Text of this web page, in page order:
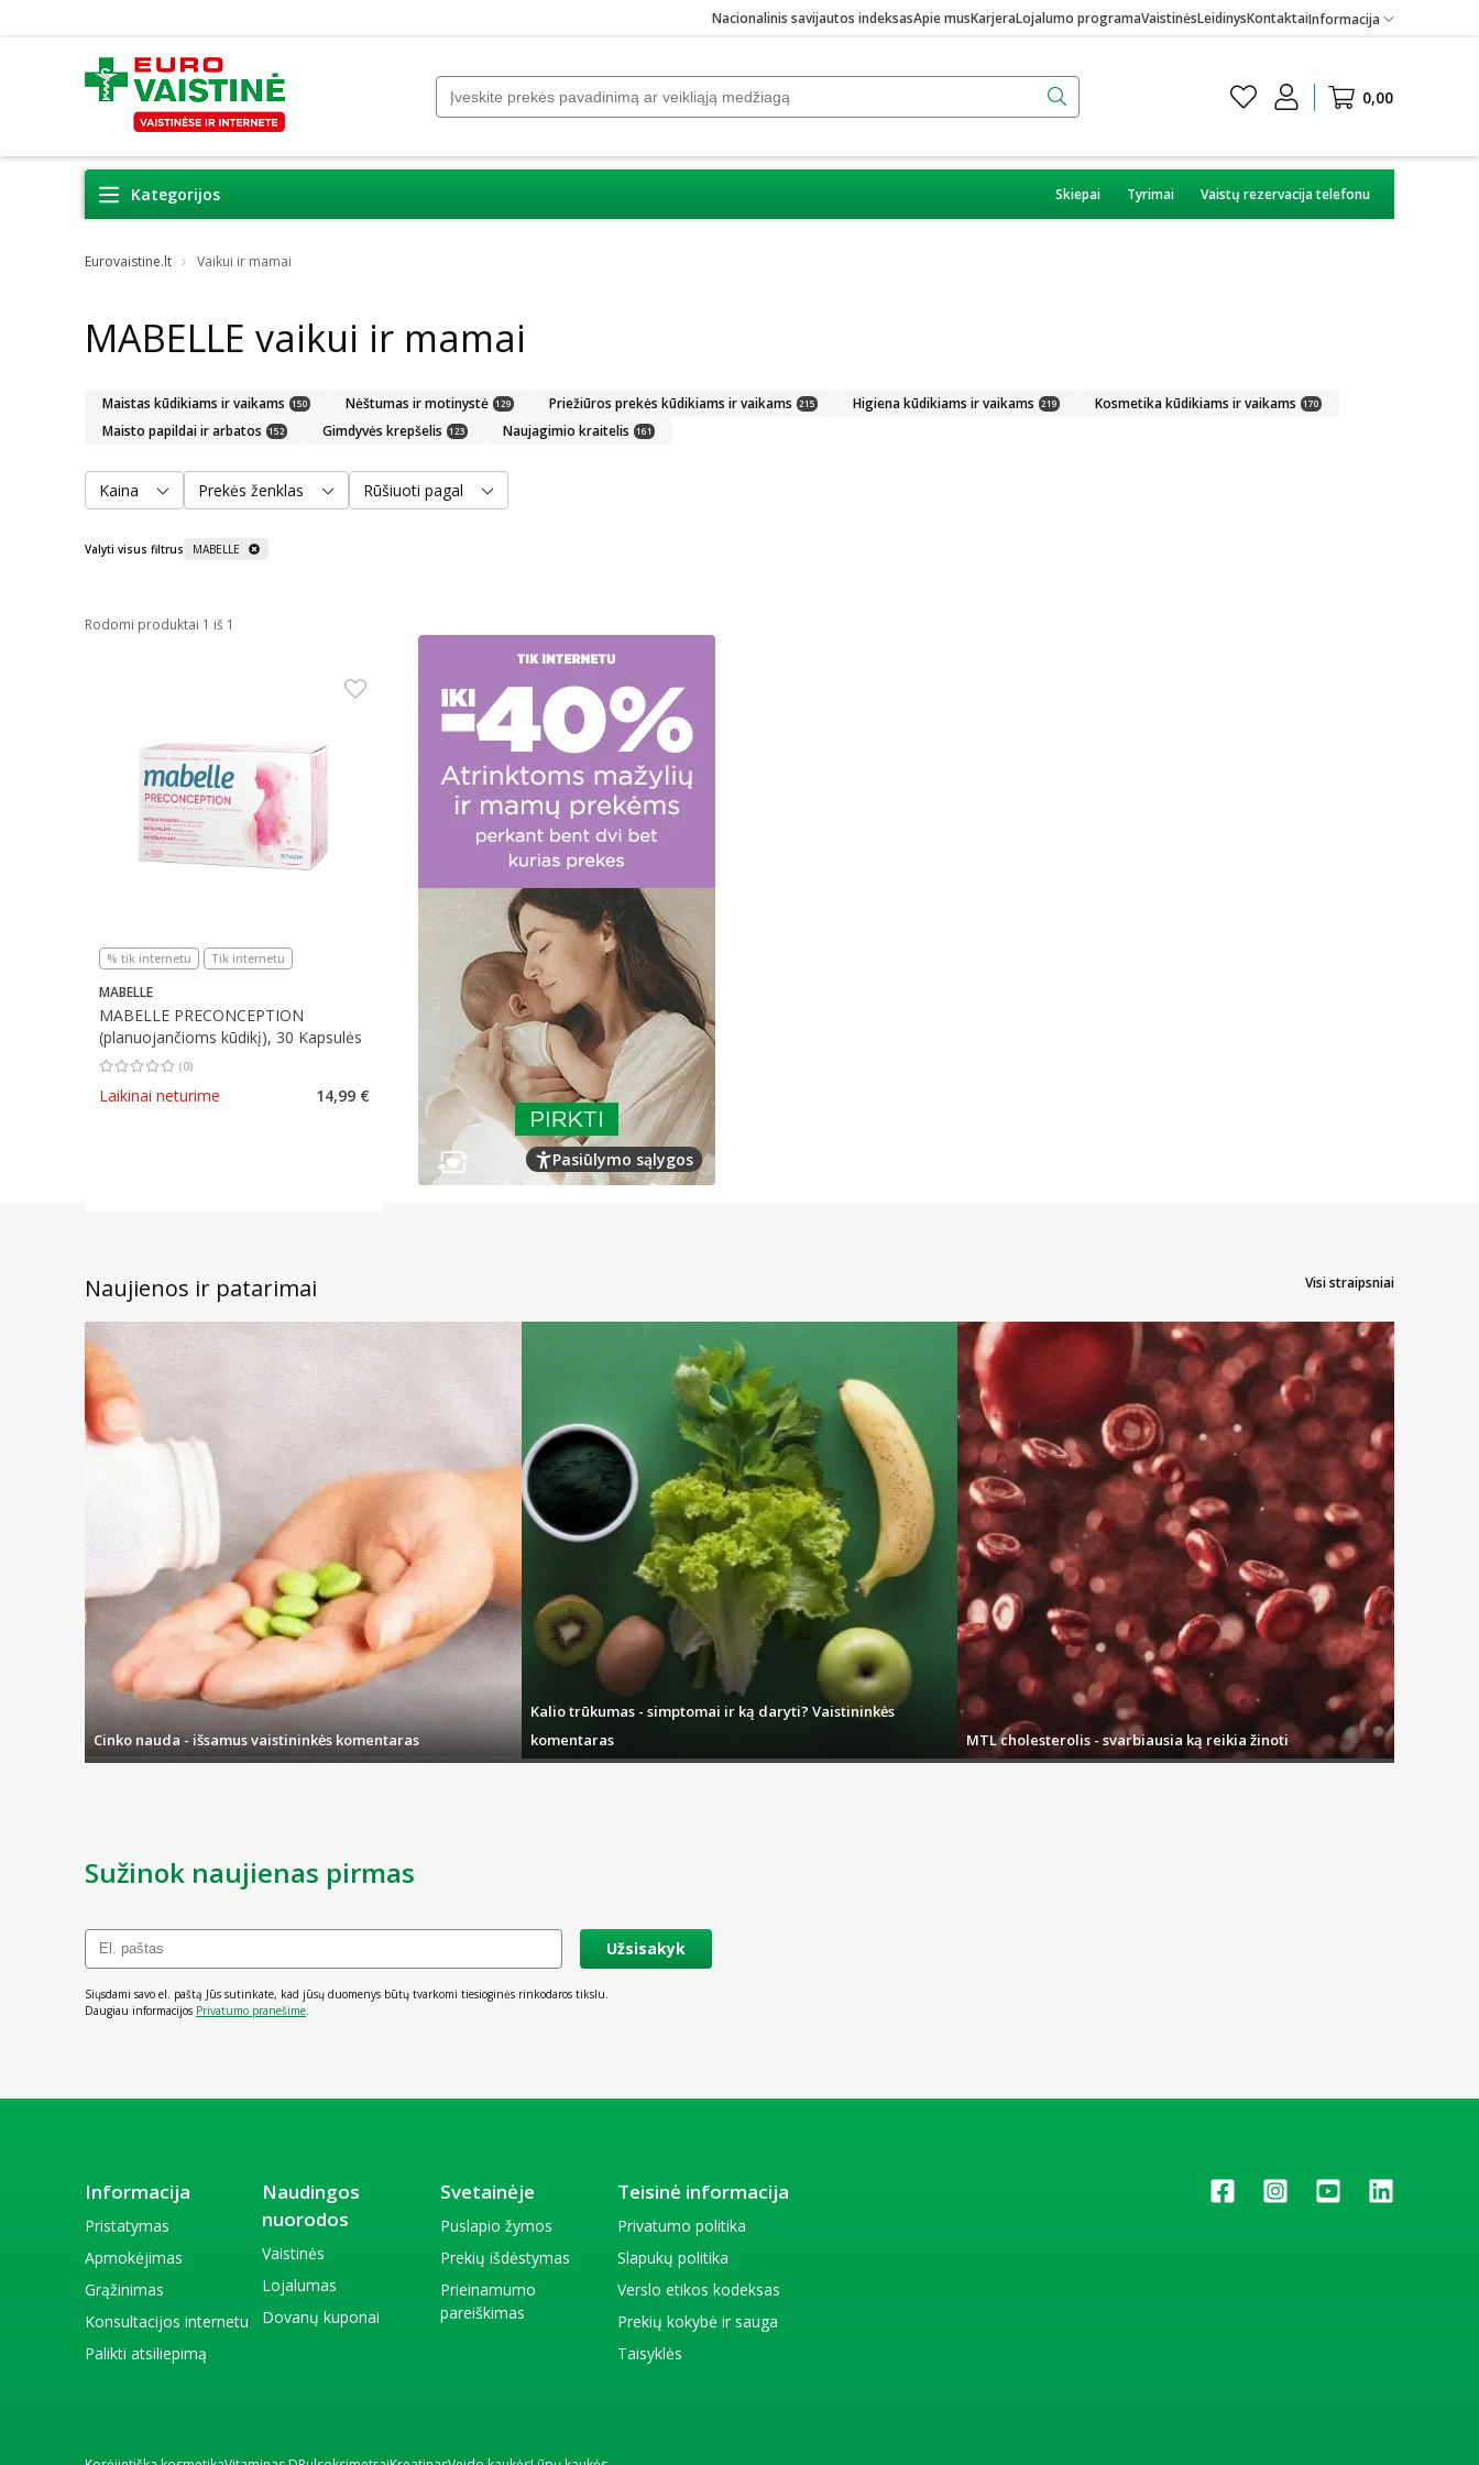
Nacionalinis savijautos indeksasApie musKarjeraLojalumo programaVaistinėsLeidinysKontaktaiInformacija
0,00
Kategorijos Skiepai Tyrimai Vaistų rezervacija telefonu
Eurovaistine.lt Vaikui ir mamai
MABELLE vaikui ir mamai
Maistas kūdikiams ir vaikams 150 Nėštumas ir motinystė 129 Priežiūros prekės kūdikiams ir vaikams 215 Higiena kūdikiams ir vaikams 219 Kosmetika kūdikiams ir vaikams 170
Maisto papildai ir arbatos 152 Gimdyvės krepšelis 123 Naujagimio kraitelis 161
Kaina Prekės ženklas Rūšiuoti pagal
Valyti visus filtrus MABELLE
Rodomi produktai 1 iš 1
% tik internetu Tik internetu
MABELLE
MABELLE PRECONCEPTION
(planuojančioms kūdikį), 30 Kapsulės
(0)
Vidutinis įvertinimas 0.00
Laikinai neturime 14,99 €
Pasiūlymo sąlygos
Naujienos ir patarimai Visi straipsniai
Cinko nauda - išsamus vaistininkės komentaras
Kalio trūkumas - simptomai ir ką daryti? Vaistininkės
komentaras
MTL cholesterolis - svarbiausia ką reikia žinoti
Sužinok naujienas pirmas
Užsisakyk
Siųsdami savo el. paštą Jūs sutinkate, kad jūsų duomenys būtų tvarkomi tiesioginės rinkodaros tikslu.
Daugiau informacijos Privatumo pranešime
Informacija
Pristatymas
Apmokėjimas
Grąžinimas
Konsultacijos internetu
Palikti atsiliepimą
Naudingos
nuorodos
Vaistinės
Lojalumas
Dovanų kuponai
Svetainėje
Puslapio žymos
Prekių išdėstymas
Prieinamumo
pareiškimas
Teisinė informacija
Privatumo politika
Slapukų politika
Verslo etikos kodeksas
Prekių kokybė ir sauga
Taisyklės